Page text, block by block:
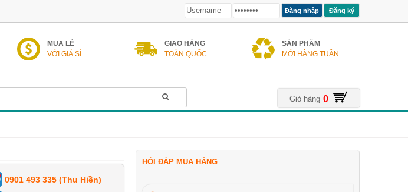
Đăng ký
MUA LẺ
VỚI GIÁ SỈ
GIAO HÀNG
TOÀN QUỐC
SẢN PHẨM
MỚI HÀNG TUẦN
Giỏ hàng 0
0901 493 335 (Thu Hiền)
HỎI ĐÁP MUA HÀNG